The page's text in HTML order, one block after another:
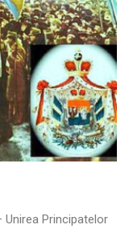
Unirea Principatelor